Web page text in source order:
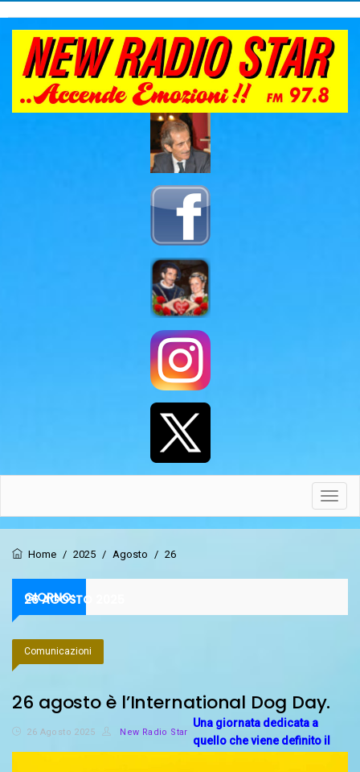
Home / 2025 / Agosto / 26
GIORNO:
26 AGOSTO 2025
Comunicazioni
26 agosto è l’International Dog Day.
26 Agosto 2025 New Radio Star
Una giornata dedicata a
quello che viene definito il